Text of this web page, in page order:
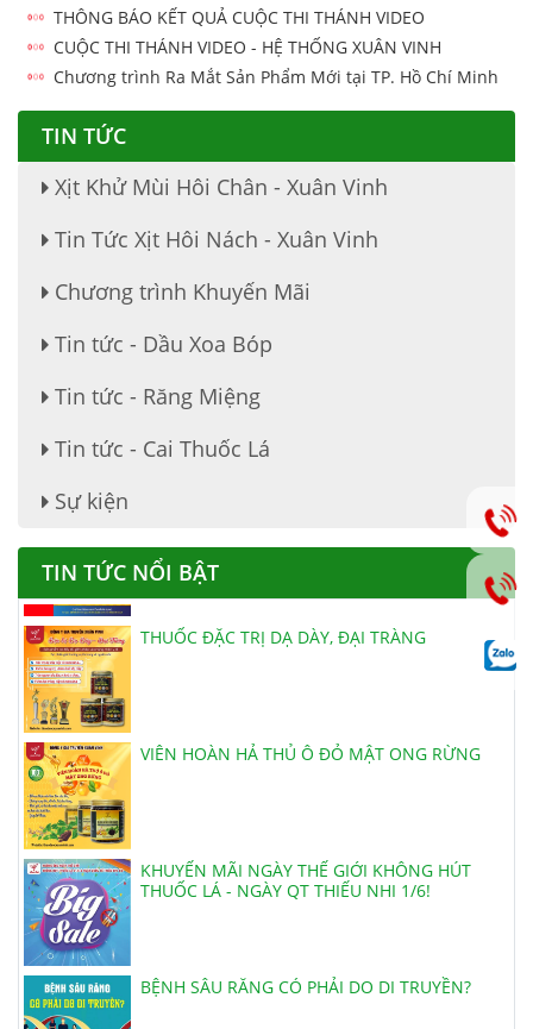
THÔNG BÁO KẾT QUẢ CUỘC THI THÁNH VIDEO
CUỘC THI THÁNH VIDEO - HỆ THỐNG XUÂN VINH
Chương trình Ra Mắt Sản Phẩm Mới tại TP. Hồ Chí Minh
TIN TỨC
Sự kiện
Xịt Khử Mùi Hôi Chân - Xuân Vinh
Tin Tức Xịt Hôi Nách - Xuân Vinh
Chương trình Khuyến Mãi
Tin tức - Dầu Xoa Bóp
Tin tức - Răng Miệng
Tin tức - Cai Thuốc Lá
TIN TỨC NỔI BẬT
THUỐC ĐẶC TRỊ DẠ DÀY, ĐẠI TRÀNG
VIÊN HOÀN HẢ THỦ Ô ĐỎ MẬT ONG RỪNG
KHUYẾN MÃI NGÀY THẾ GIỚI KHÔNG HÚT
THUỐC LÁ - NGÀY QT THIẾU NHI 1/6!
BỆNH SÂU RĂNG CÓ PHẢI DO DI TRUYỀN?
THUỐC ĐẶC TRỊ DẠ DÀY, ĐẠI TRÀNG
VIÊN HOÀN HẢ THỦ Ô ĐỎ MẬT ONG RỪNG
KHUYẾN MÃI NGÀY THẾ GIỚI KHÔNG HÚT
THUỐC LÁ - NGÀY QT THIẾU NHI 1/6!
BỆNH SÂU RĂNG CÓ PHẢI DO DI TRUYỀN?